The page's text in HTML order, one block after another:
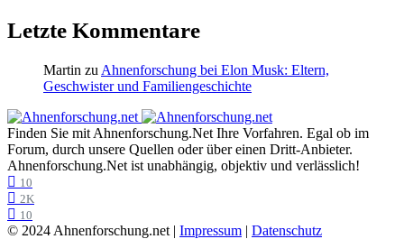
Letzte Kommentare
Martin zu Ahnenforschung bei Elon Musk: Eltern,
Geschwister und Familiengeschichte
Finden Sie mit Ahnenforschung.Net Ihre Vorfahren. Egal ob im
Forum, durch unsere Quellen oder über einen Dritt-Anbieter.
Ahnenforschung.Net ist unabhängig, objektiv und verlässlich!
10
2K
10
© 2024 Ahnenforschung.net | Impressum | Datenschutz